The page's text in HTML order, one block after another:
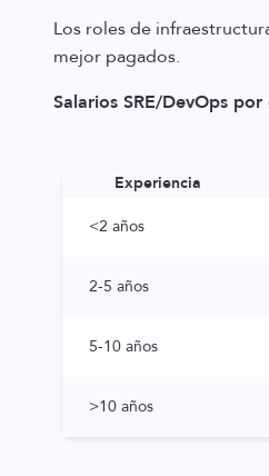
Los roles de
mejor pagados.
Salarios SRE/DevOps
Experiencia
<2 años
2-5 años
5-10 años
>10 años